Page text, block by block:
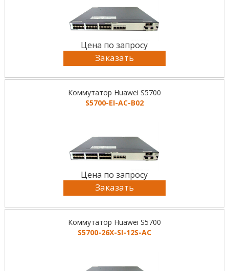
Цена по запросу
Заказать
Коммутатор Huawei S5700
S5700-EI-AC-B02
Цена по запросу
Заказать
Коммутатор Huawei S5700
S5700-26X-SI-12S-AC